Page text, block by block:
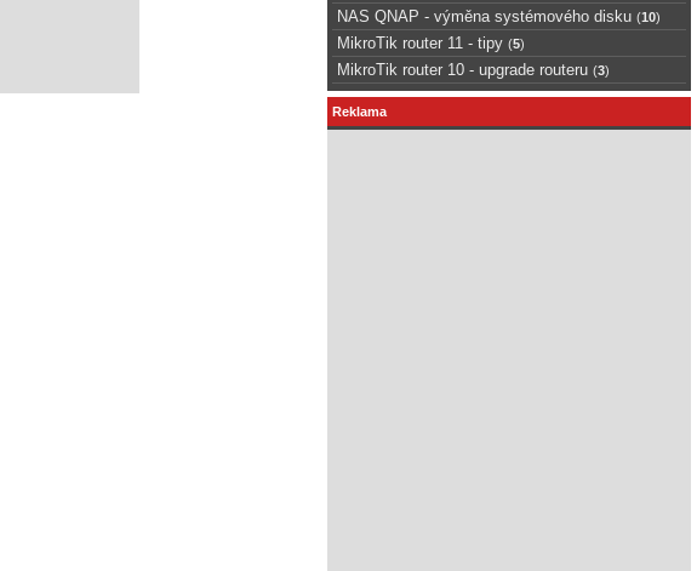
NAS QNAP - výměna systémového disku (10)
MikroTik router 11 - tipy (5)
MikroTik router 10 - upgrade routeru (3)
Reklama